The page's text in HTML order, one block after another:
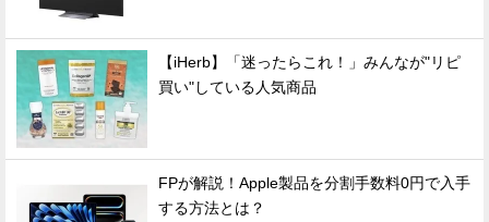
【iHerb】「迷ったらこれ！」みんなが"リピ
買い"している人気商品
FPが解説！Apple製品を分割手数料0円で入手
する方法とは？